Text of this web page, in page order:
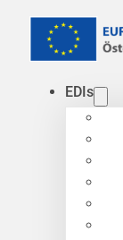
EDIs